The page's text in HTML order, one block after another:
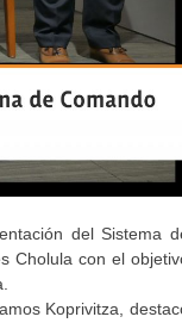
del Sistema
Cholula con el
Koprivitza,